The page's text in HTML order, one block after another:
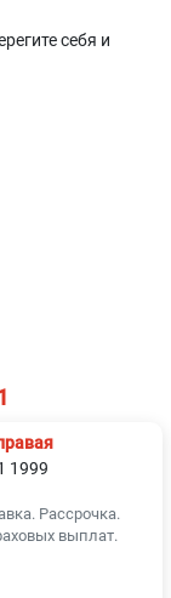
себя и
1999
Рассрочка.
выплат.